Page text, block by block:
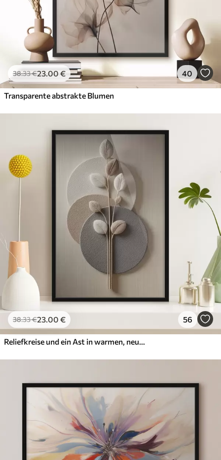
38.33€23.00 € 40
Transparente abstrakte Blumen
38.33€23.00 € 56
Reliefkreise und ein Ast in warmen, neutralen Farbtönen